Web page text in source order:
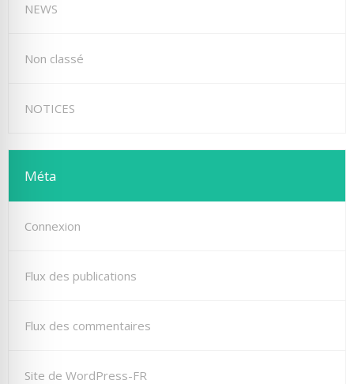
NEWS
Non classé
NOTICES
Méta
Connexion
Flux des publications
Flux des commentaires
Site de WordPress-FR